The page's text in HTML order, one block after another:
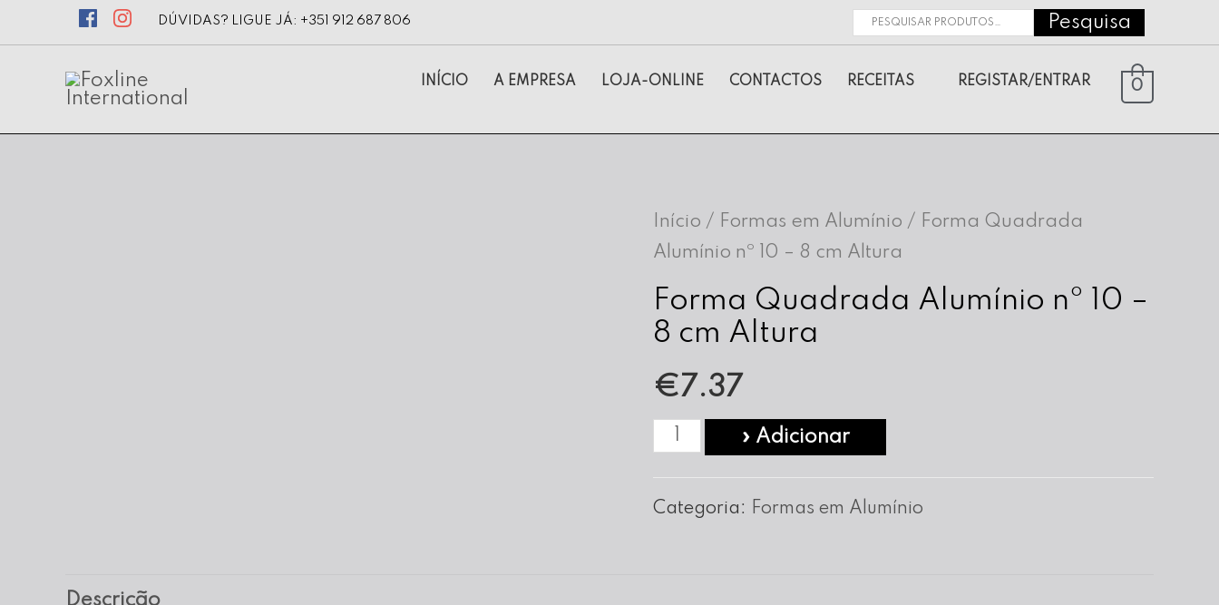
DÚVIDAS? LIGUE JÁ: +351 912 687 806
Pesquisar
Pesquisa
INÍCIO A EMPRESA LOJA-ONLINE CONTACTOS RECEITAS REGISTAR/ENTRAR 0
Início / Formas em Alumínio / Forma Quadrada
Alumínio nº 10 – 8 cm Altura
Forma Quadrada Alumínio nº 10 –
8 cm Altura
€7.37
Quantidade
Forma
» Adicionar
Categoria: Formas em Alumínio
Descrição